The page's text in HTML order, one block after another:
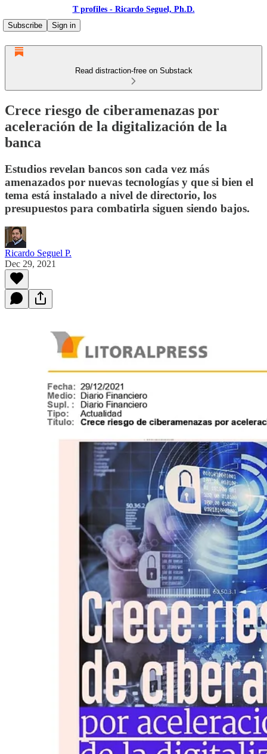
T profiles - Ricardo Seguel, Ph.D.
Subscribe
Sign in
Read distraction-free on Substack
Crece riesgo de ciberamenazas por
aceleración de la digitalización de la
banca
Estudios revelan bancos son cada vez más
amenazados por nuevas tecnologías y que si bien el
tema está instalado a nivel de directorio, los
presupuestos para combatirla siguen siendo bajos.
Ricardo Seguel P.
Dec 29, 2021